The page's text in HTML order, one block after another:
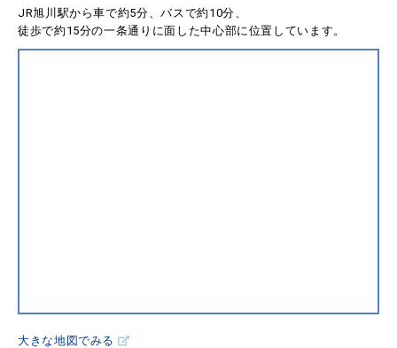
JR旭川駅から車で約5分、バスで約10分、
徒歩で約15分の一条通りに面した中心部に位置しています。
大きな地図でみる